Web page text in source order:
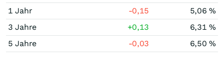
1 Jahr
-0,15
5,06 %
3 Jahre
+0,13
6,31 %
5 Jahre
-0,03 6,50 %